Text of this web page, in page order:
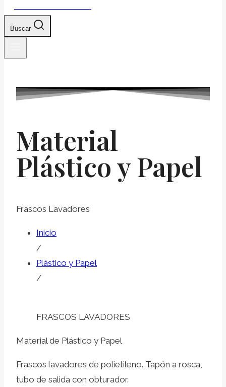
Buscar
Material
Plástico y Papel
Frascos Lavadores
Inicio
/
Plástico y Papel
/
FRASCOS LAVADORES
Material de Plástico y Papel
Frascos lavadores de polietileno. Tapón a rosca,
tubo de salida con obturador.